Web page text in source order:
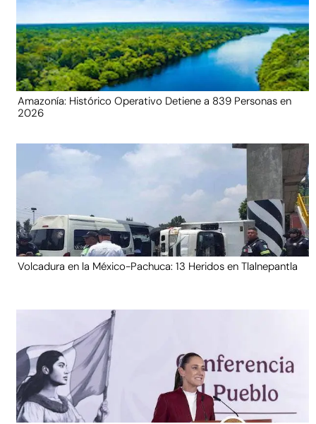
Amazonía: Histórico Operativo Detiene a 839 Personas en
2026
Volcadura en la México-Pachuca: 13 Heridos en Tlalnepantla